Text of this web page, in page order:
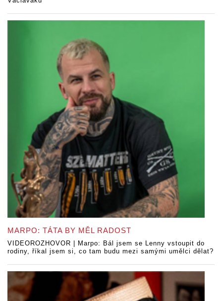
MARPO: TÁTA BY MĚL RADOST
VIDEOROZHOVOR | Marpo: Bál jsem se Lenny vstoupit do
rodiny, říkal jsem si, co tam budu mezi samými umělci dělat?